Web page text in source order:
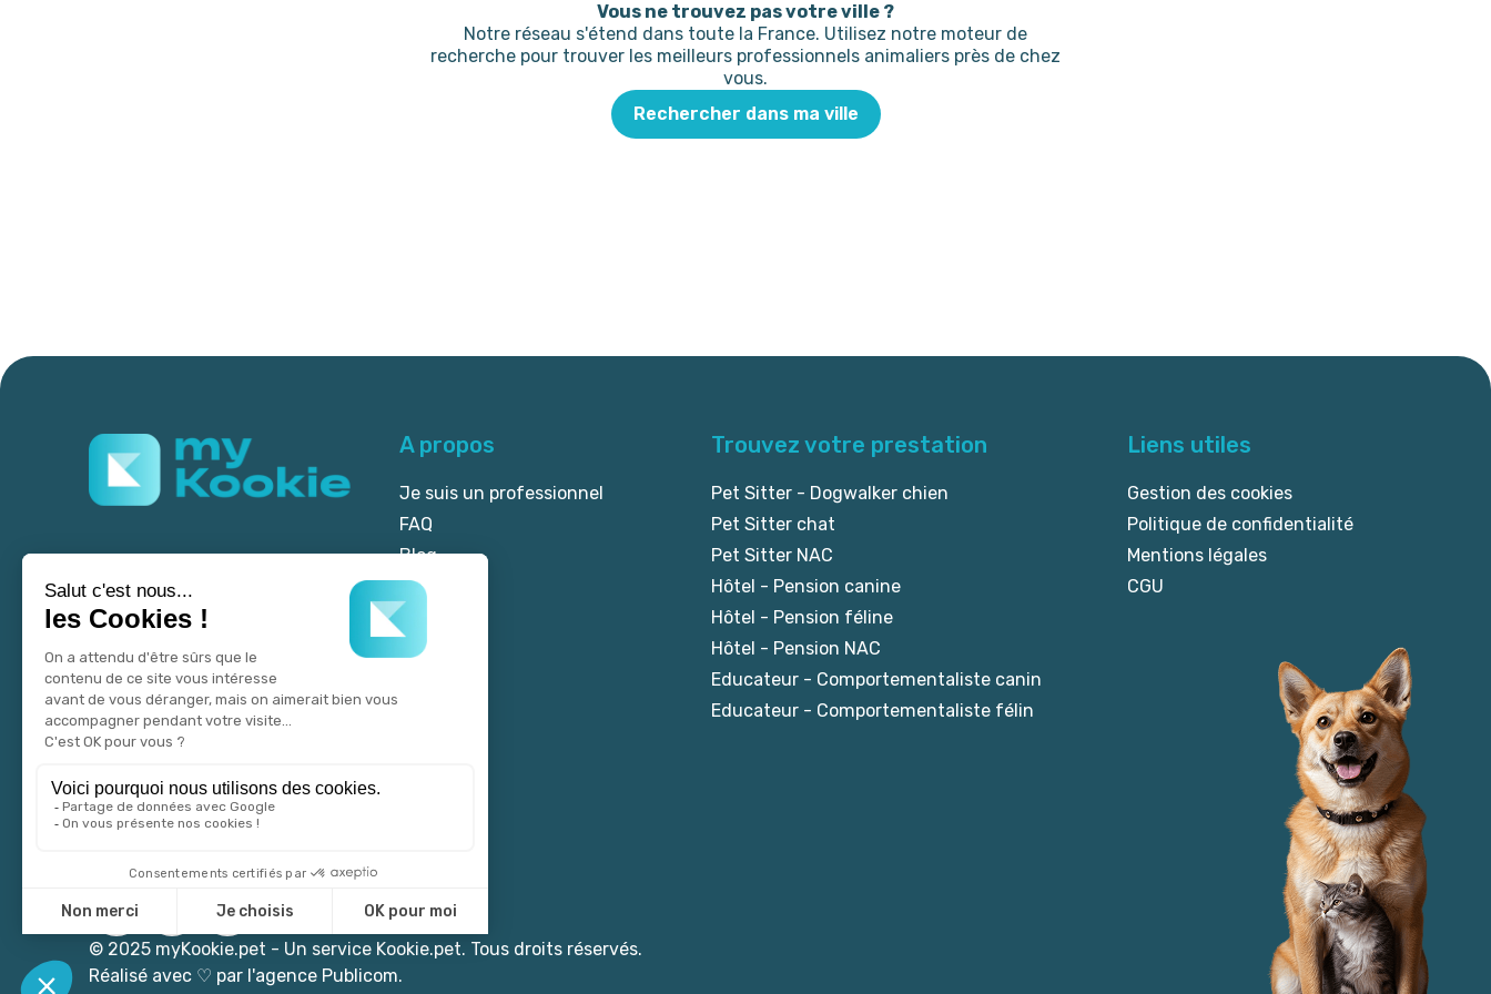
Vous ne trouvez pas votre ville ?
Notre réseau s'étend dans toute la France. Utilisez notre moteur de
recherche pour trouver les meilleurs professionnels animaliers près de chez
vous.
Rechercher dans ma ville
A propos
Je suis un professionnel
FAQ
Blog
Trouvez votre prestation
Pet Sitter - Dogwalker chien
Pet Sitter chat
Pet Sitter NAC
Hôtel - Pension canine
Hôtel - Pension féline
Hôtel - Pension NAC
Educateur - Comportementaliste canin
Educateur - Comportementaliste félin
Liens utiles
Gestion des cookies
Politique de confidentialité
Mentions légales
CGU
© 2025 myKookie.pet - Un service Kookie.pet. Tous droits réservés.
Réalisé avec ♡ par l'agence Publicom.